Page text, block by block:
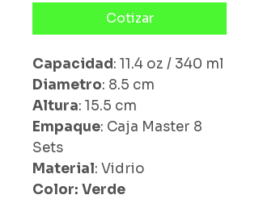
Cotizar
Capacidad: 11.4 oz / 340 ml
Diametro: 8.5 cm
Altura: 15.5 cm
Empaque: Caja Master 8
Sets
Material: Vidrio
Color: Verde